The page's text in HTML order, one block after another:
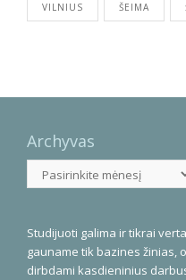
VILNIUS ŠEIMA
Archyvas
Archyvas
Studijuoti galima ir tikrai
gauname tik bazines žinias,
dirbdami kasdieninius